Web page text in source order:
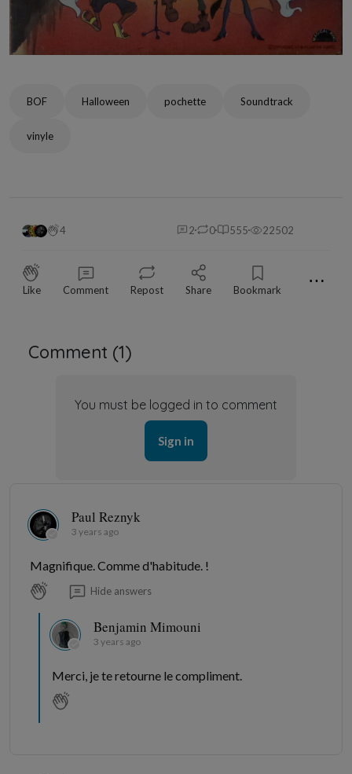
BOF Halloween pochette Soundtrack
vinyle
4 2 0 555 22502
Like Comment Repost Share Bookmark ⋯
Comment (1)
You must be logged in to comment
Sign in
Paul Reznyk
3 years ago
Magnifique. Comme d'habitude. !
Hide answers
Benjamin Mimouni
3 years ago
Merci, je te retourne le compliment.